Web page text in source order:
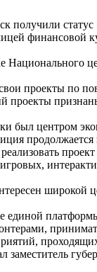
получили
Национального
проекты по
проекты
был центром
единой